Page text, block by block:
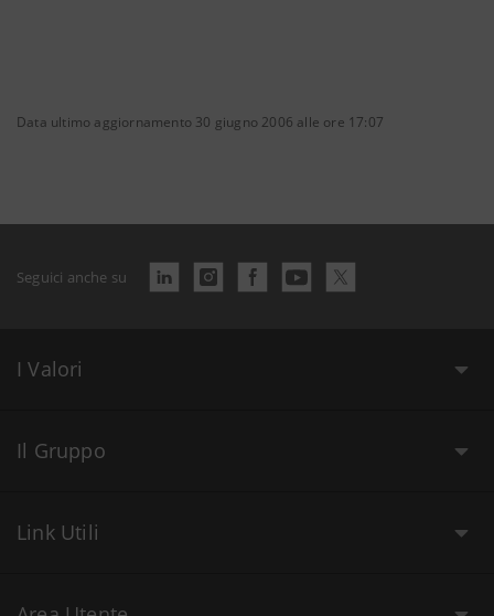
Data ultimo aggiornamento 30 giugno 2006 alle ore 17:07
Seguici anche su
I Valori
Il Gruppo
Link Utili